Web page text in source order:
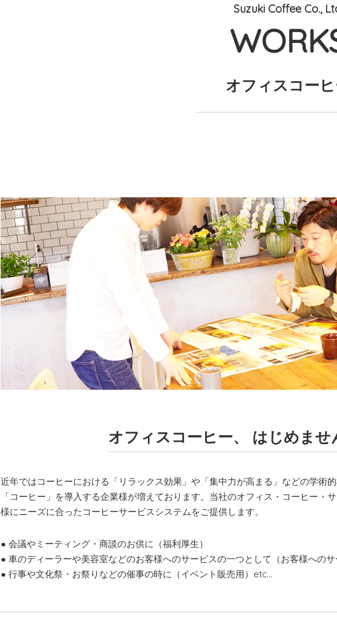
Suzuki Coffee Co.,
オフィスコー
オフィスコーヒー、 はじめませ
近年ではコーヒーにおける「リラックス効果」や「集中力が高まる」などの学術
「コーヒー」を導入する企業様が増えております。当社のオフィス・コーヒー・
様にニーズに合ったコーヒーサービスシステムをご提供します。
● 会議やミーティング・商談のお供に（福利厚生）
● 車のディーラーや美容室などのお客様へのサービスの一つとして（お客様へのサ
● 行事や文化祭・お祭りなどの催事の時に（イベント販売用）etc…